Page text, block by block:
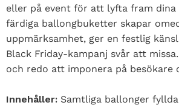
eller på event för att lyfta fram dina
färdiga ballongbuketter skapar
uppmärksamhet, ger en festlig
Black Friday-kampanj svår att
och redo att imponera på besökare
Innehåller: Samtliga ballonger